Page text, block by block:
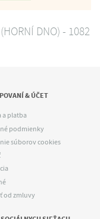
DNO) - 1082
& ÚČET
a platba
podmienky
súborov cookies
od zmluvy